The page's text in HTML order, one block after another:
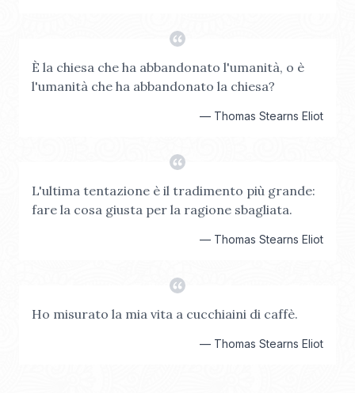
È la chiesa che ha abbandonato l'umanità, o è
l'umanità che ha abbandonato la chiesa?
— Thomas Stearns Eliot
L'ultima tentazione è il tradimento più grande:
fare la cosa giusta per la ragione sbagliata.
— Thomas Stearns Eliot
Ho misurato la mia vita a cucchiaini di caffè.
— Thomas Stearns Eliot